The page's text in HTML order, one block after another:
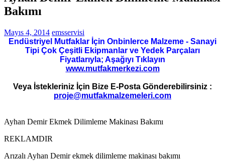
Bakımı
Mayıs 4, 2014 emsservisi
Endüstriyel Mutfaklar İçin Onbinlerce Malzeme - Sanayi
Tipi Çok Çeşitli Ekipmanlar ve Yedek Parçaları
Fiyatlarıyla; Aşağıyı Tıklayın
www.mutfakmerkezi.com
Veya İstekleriniz İçin Bize E-Posta Gönderebilirsiniz :
proje@mutfakmalzemeleri.com
Ayhan Demir Ekmek Dilimleme Makinası Bakımı
REKLAMDIR
Arızalı Ayhan Demir ekmek dilimleme makinası bakımı